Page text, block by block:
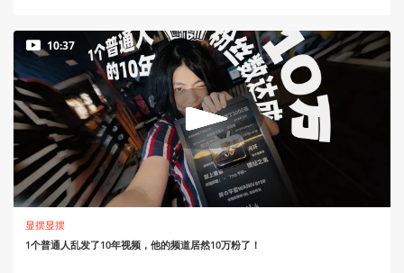
10:37
显摆显摆
1个普通人乱发了10年视频，他的频道居然10万粉了！